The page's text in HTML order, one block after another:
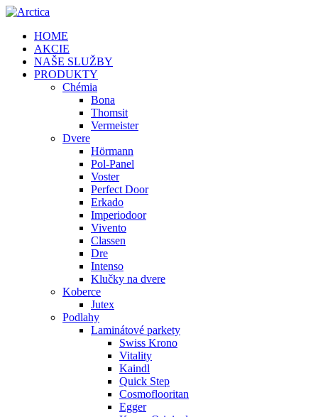
HOME
AKCIE
NAŠE SLUŽBY
PRODUKTY
Chémia
Bona
Thomsit
Vermeister
Dvere
Hörmann
Pol-Panel
Voster
Perfect Door
Erkado
Imperiodoor
Vivento
Classen
Dre
Intenso
Klučky na dvere
Koberce
Jutex
Podlahy
Laminátové parkety
Swiss Krono
Vitality
Kaindl
Quick Step
Cosmoflooritan
Egger